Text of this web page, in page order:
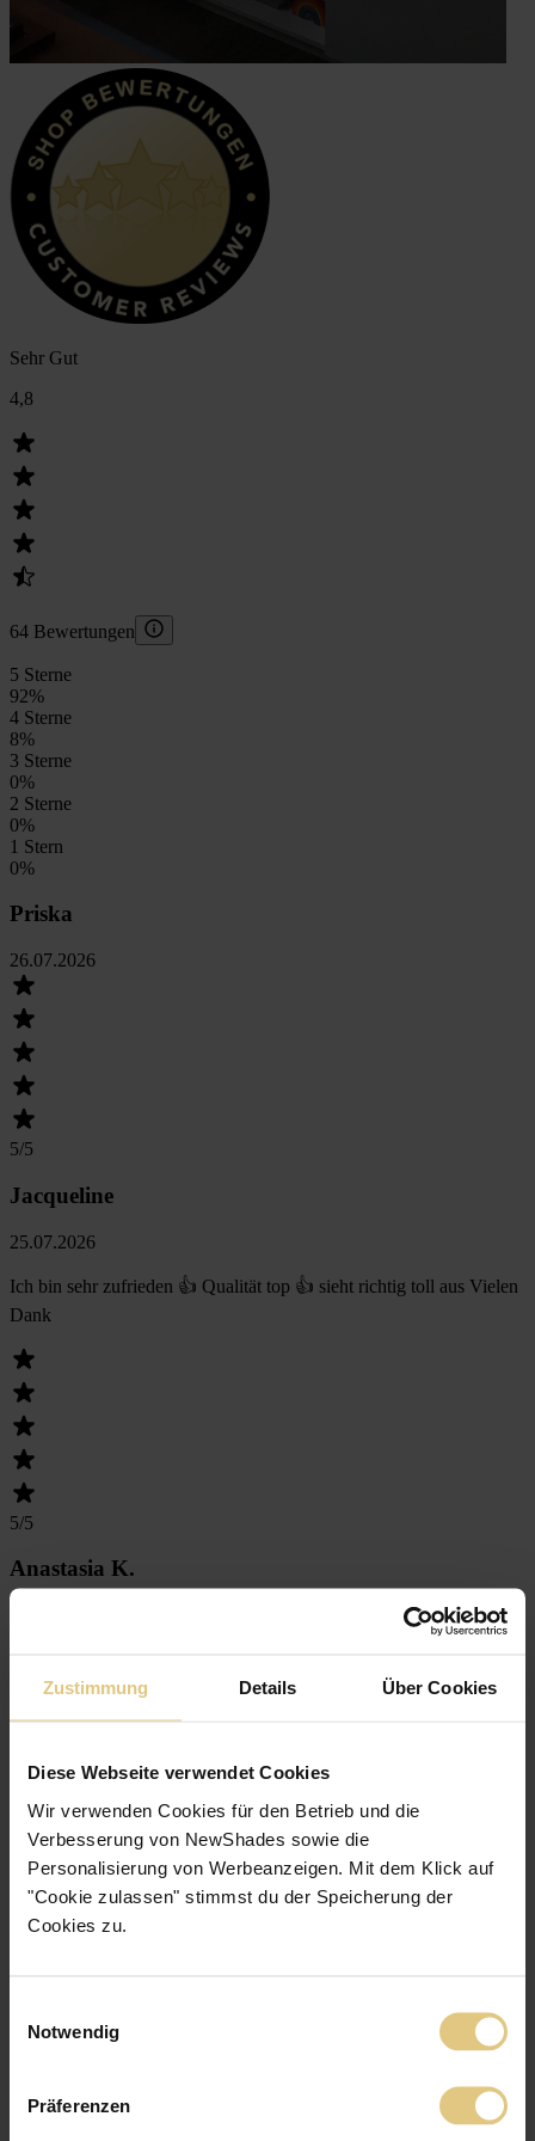
Zustimmung Details Über Cookies
Diese Webseite verwendet Cookies
Wir verwenden Cookies für den Betrieb und die
Verbesserung von NewShades sowie die
Personalisierung von Werbeanzeigen. Mit dem Klick auf
"Cookie zulassen" stimmst du der Speicherung der
Cookies zu.
Notwendig
Präferenzen
Sehr Gut
4,8
64 Bewertungen
5 Sterne
92%
4 Sterne
8%
3 Sterne
0%
2 Sterne
0%
1 Stern
0%
Priska
26.07.2026
5/5
Jacqueline
25.07.2026
Ich bin sehr zufrieden 👍 Qualität top 👍 sieht richtig toll aus Vielen
Dank
5/5
Anastasia K.
/5
Sabine G.